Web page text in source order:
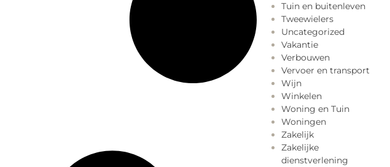
Tuin en buitenleven
Tweewielers
Uncategorized
Vakantie
Verbouwen
Vervoer en transport
Wijn
Winkelen
Woning en Tuin
Woningen
Zakelijk
Zakelijke
dienstverlening